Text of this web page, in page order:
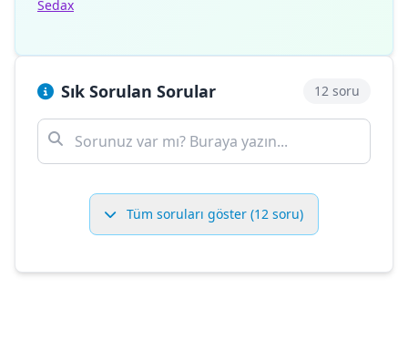
Sedax
Sık Sorulan Sorular 12 soru
Tüm soruları göster (12 soru)